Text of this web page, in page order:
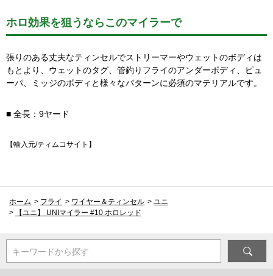
ホロ効果を狙うならこのマイラーで
張りのある丈夫なティンセルでストリーマーやウェットのボディは
もとより、ウェットのタグ、管釣りフライのアンダーボディ、ピュ
ーパ、ミッジのボディと様々なパターンに必須のマテリアルです。
■ 全長：9ヤード
【輸入元/ティムコサイト】
ホーム > フライ > ワイヤー＆ティンセル > ユニ
>
【ユニ】 UNIマイラー #10 ホロレッド
キーワードから探す